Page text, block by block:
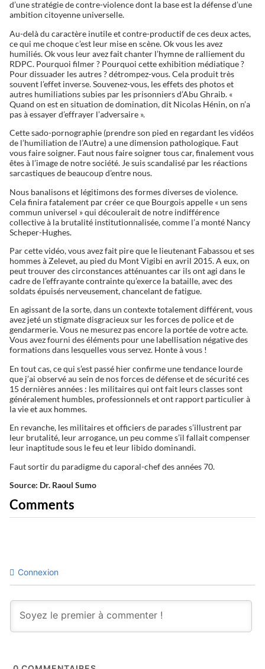
d’une stratégie de contre-violence dont la base est la défense d’une
ambition citoyenne universelle.
Au-delà du caractère inutile et contre-productif de ces deux actes,
ce qui me choque c’est leur mise en scène. Ok vous les avez
humiliés. Ok vous leur avez fait chanter l’hymne de ralliement du
RDPC. Pourquoi filmer ? Pourquoi cette exhibition médiatique ?
Pour dissuader les autres ? détrompez-vous. Cela produit très
souvent l’effet inverse. Souvenez-vous, les effets des photos et
autres humiliations subies par les prisonniers d’Abu Ghraib. «
Quand on est en situation de domination, dit Nicolas Hénin, on n’a
pas à essayer d’effrayer l’adversaire ».
Cette sado-pornographie (prendre son pied en regardant les vidéos
de l’humiliation de l’Autre) a une dimension pathologique. Faut
vous faire soigner. Faut nous faire soigner tous car, finalement vous
êtes à l’image de notre société. Je suis scandalisé par les réactions
sarcastiques de beaucoup d’entre nous.
Nous banalisons et légitimons des formes diverses de violence.
Cela finira fatalement par créer ce que Bourgois appelle « un sens
commun universel » qui découlerait de notre indifférence
collective à la brutalité institutionnalisée, comme l’a monté Nancy
Scheper-Hughes.
Par cette vidéo, vous avez fait pire que le lieutenant Fabassou et ses
hommes à Zelevet, au pied du Mont Vigibi en avril 2015. A eux, on
peut trouver des circonstances atténuantes car ils ont agi dans le
cadre de l’effrayante contrainte qu’exerce la bataille, avec des
soldats épuisés nerveusement, chancelant de fatigue.
En agissant de la sorte, dans un contexte totalement différent, vous
avez jeté un stigmate disgracieux sur les forces de police et de
gendarmerie. Vous ne mesurez pas encore la portée de votre acte.
Vous avez fourni des éléments pour une labellisation négative des
formations dans lesquelles vous servez. Honte à vous !
En tout cas, ce qui s’est passé hier confirme une tendance lourde
que j’ai observé au sein de nos forces de défense et de sécurité ces
15 dernières années : les militaires qui ont fait leurs classes sont
généralement humbles, professionnels et ont rapport particulier à
la vie et aux hommes.
En revanche, les militaires et officiers de parades s’illustrent par
leur brutalité, leur arrogance, un peu comme s’il fallait compenser
leur inaptitude sous le feu et leur libido dominandi.
Faut sortir du paradigme du caporal-chef des années 70.
Source: Dr. Raoul Sumo
Comments
Connexion